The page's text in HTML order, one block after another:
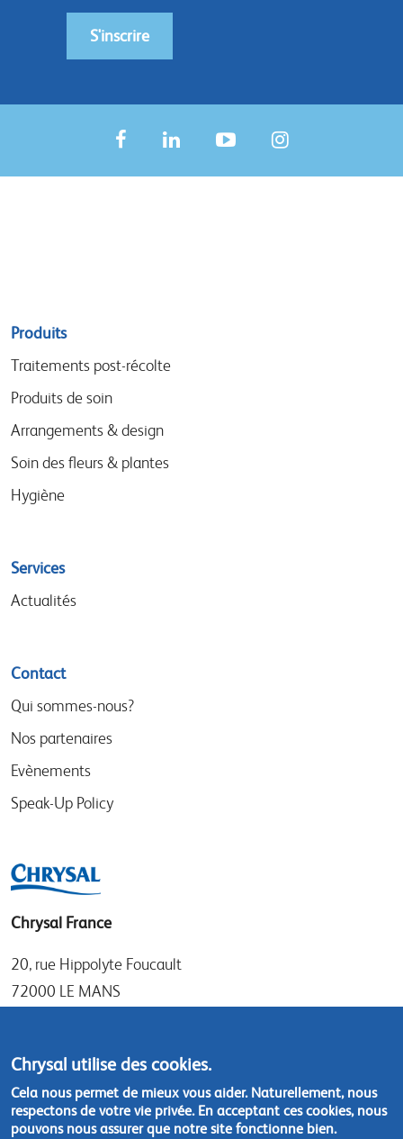
S'inscrire
Sitemap
menu
Produits
Traitements post-récolte
Produits de soin
Arrangements & design
Soin des fleurs & plantes
Hygiène
Services
Actualités
Contact
Qui sommes-nous?
Nos partenaires
Evènements
Speak-Up Policy
Chrysal France
20, rue Hippolyte Foucault
72000 LE MANS
Fax: +33 (0)1 30 69 71 37
Contactez-nous :chrysal.france@chrysal.fr
Chrysal utilise des cookies.
Cela nous permet de mieux vous aider. Naturellement, nous
respectons de votre vie privée. En acceptant ces cookies, nous
pouvons nous assurer que notre site fonctionne bien.